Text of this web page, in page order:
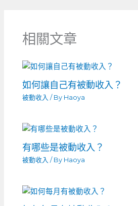
相關文章
如何讓自己有被動收入？
被動收入 / By Haoya
有哪些是被動收入？
被動收入 / By Haoya